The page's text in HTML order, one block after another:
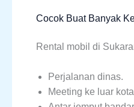
Cocok Buat Banyak
Rental mobil di
Perjalanan dinas.
Meeting ke luar